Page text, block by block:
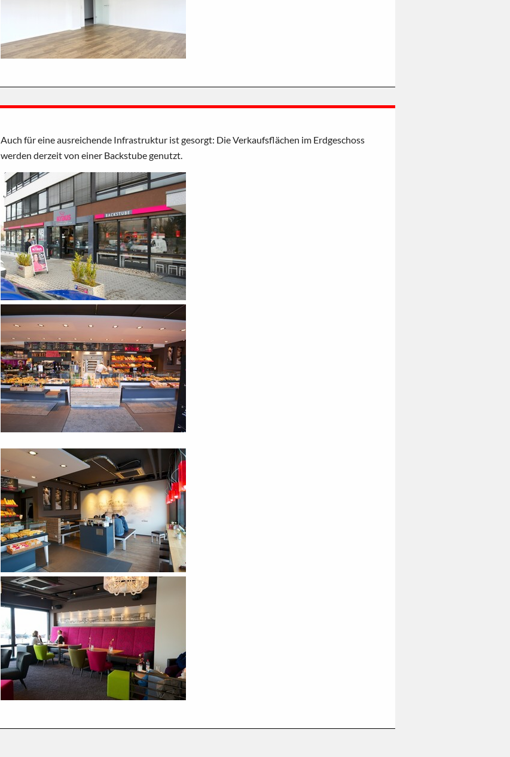
Auch für eine ausreichende Infrastruktur ist gesorgt: Die Verkaufsflächen im Erdgeschoss
werden derzeit von einer Backstube genutzt.